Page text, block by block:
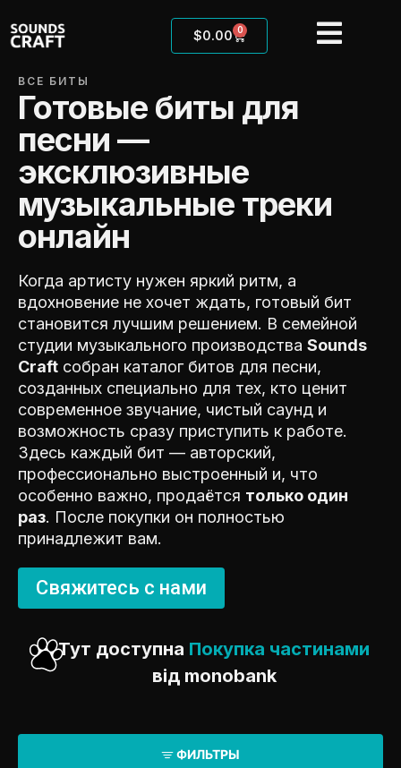
$0.00 0
ВСЕ БИТЫ
Готовые биты для
песни —
эксклюзивные
музыкальные треки
онлайн
Когда артисту нужен яркий ритм, а
вдохновение не хочет ждать, готовый бит
становится лучшим решением. В семейной
студии музыкального производства Sounds
Craft собран каталог битов для песни,
созданных специально для тех, кто ценит
современное звучание, чистый саунд и
возможность сразу приступить к работе.
Здесь каждый бит — авторский,
профессионально выстроенный и, что
особенно важно, продаётся только один
раз. После покупки он полностью
принадлежит вам.
Свяжитесь с нами
Тут доступна Покупка частинами
від monobank
ФИЛЬТРЫ